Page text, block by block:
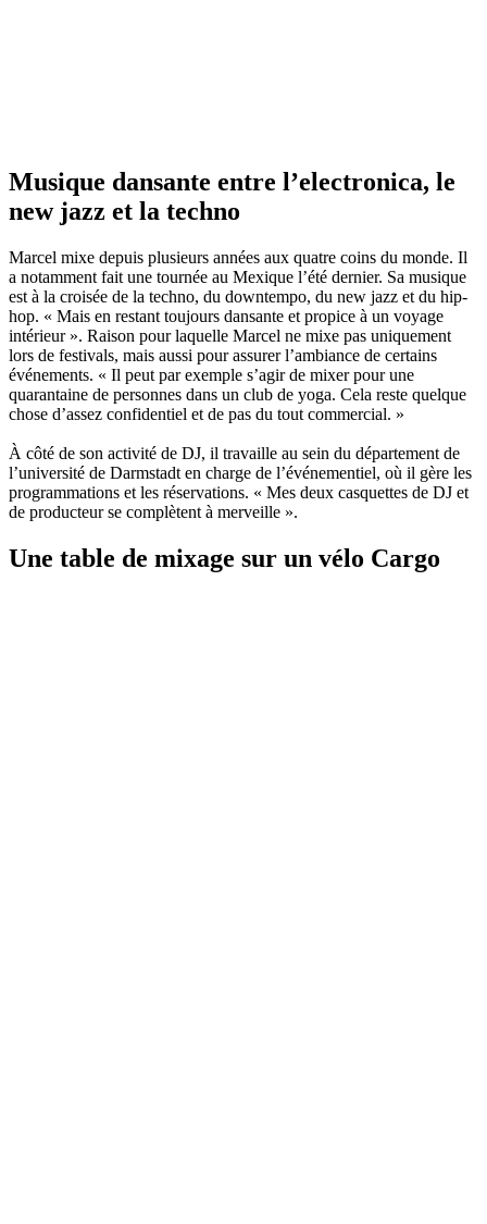
Musique dansante entre l’electronica, le
new jazz et la techno
Marcel mixe depuis plusieurs années aux quatre coins du monde. Il
a notamment fait une tournée au Mexique l’été dernier. Sa musique
est à la croisée de la techno, du downtempo, du new jazz et du hip-
hop. « Mais en restant toujours dansante et propice à un voyage
intérieur ». Raison pour laquelle Marcel ne mixe pas uniquement
lors de festivals, mais aussi pour assurer l’ambiance de certains
événements. « Il peut par exemple s’agir de mixer pour une
quarantaine de personnes dans un club de yoga. Cela reste quelque
chose d’assez confidentiel et de pas du tout commercial. »
À côté de son activité de DJ, il travaille au sein du département de
l’université de Darmstadt en charge de l’événementiel, où il gère les
programmations et les réservations. « Mes deux casquettes de DJ et
de producteur se complètent à merveille ».
Une table de mixage sur un vélo Cargo